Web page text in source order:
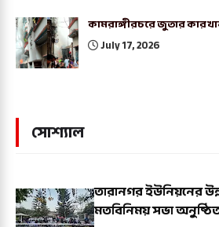
কামরাঙ্গীরচরে জুতার
July 17, 2026
সোশ্যাল
তারানগর ইউনিয়নের
মতবিনিময় সভা